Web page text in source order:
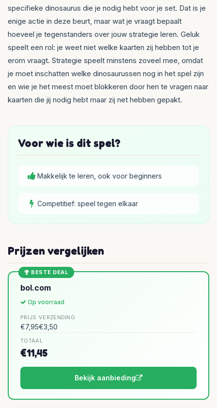
specifieke dinosaurus die je nodig hebt voor je set. Dat is je
enige actie in deze beurt, maar wat je vraagt bepaalt
hoeveel je tegenstanders over jouw strategie leren. Geluk
speelt een rol: je weet niet welke kaarten zij hebben tot je
erom vraagt. Strategie speelt minstens zoveel mee, omdat
je moet inschatten welke dinosaurussen nog in het spel zijn
en wie je het meest moet blokkeren door hen te vragen naar
kaarten die jij nodig hebt maar zij net hebben gepakt.
Voor wie is dit spel?
Makkelijk te leren, ook voor beginners
Competitief: speel tegen elkaar
Prijzen vergelijken
BESTE DEAL
bol.com
Op voorraad
PRIJS
€7,95
VERZENDING
€3,50
TOTAAL
€11,45
Bekijk aanbieding